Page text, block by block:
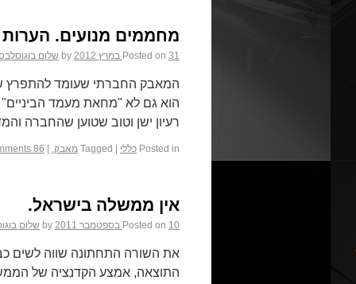
מחממים מנועים.
Posted on 31 במרץ 2012 by שלום
המאבק החברתי שעומד להתפרץ
הוא גם לא "מחאת מעמד הביניים"
רעיון ישן וטוב שטוען שהחברה
Posted in כללי Tagged מאבק. 86 Comments
אין ממשלה בישראל.
Posted on 10 בספטמבר 2011 by שלום
את השורה התחתונה שווה לשים
התוצאה, אמצע הקדנציה של